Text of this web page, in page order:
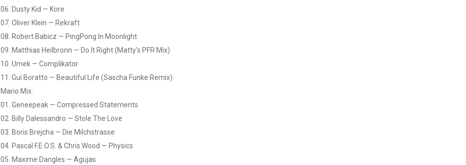
06. Dusty Kid — Kore
07. Oliver Klein — Rekraft
08. Robert Babicz — PingPong In Moonlight
09. Matthias Heilbronn — Do It Right (Matty's PFR Mix)
10. Umek — Complikator
11. Gui Boratto — Beautiful Life (Sascha Funke Remix)
Mario Mix:
01. Geneepeak — Compressed Statements
02. Billy Dalessandro — Stole The Love
03. Boris Brejcha — Die Milchstrasse
04. Pascal F.E.O.S. & Chris Wood — Physics
05. Maxime Dangles — Agujas